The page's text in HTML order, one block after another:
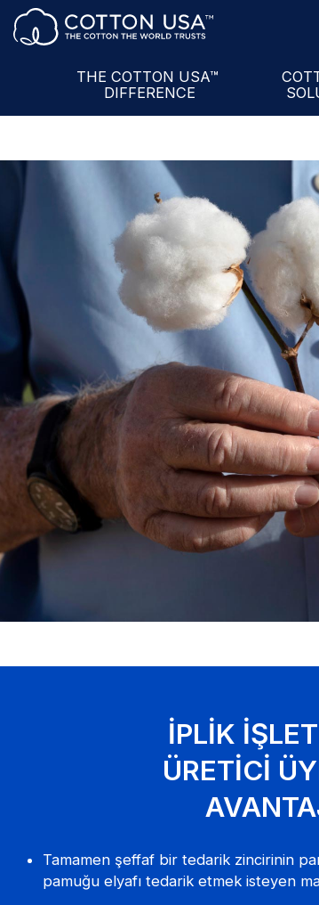
THE COTTON USA™
DIFFERENCE
Hizmetler
Bilgi
İPLIK
ÜRETICI
Tamamen şeffaf bir tedarik zincirinin
pamuğu elyafı tedarik etmek isteyen